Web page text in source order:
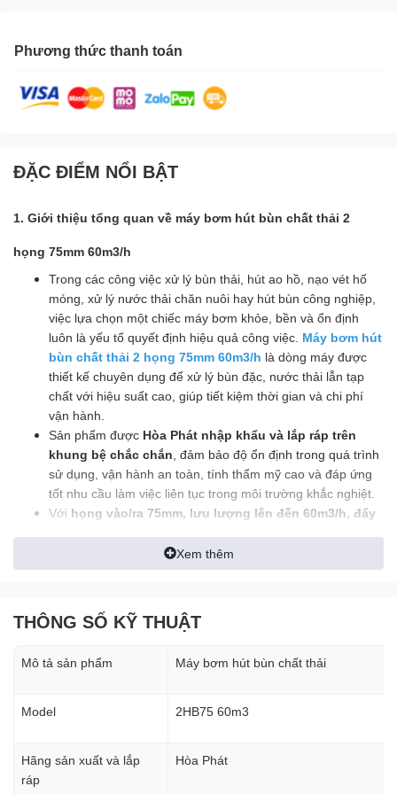
Phương thức thanh toán
ĐẶC ĐIỂM NỔI BẬT
1. Giới thiệu tổng quan về máy bơm hút bùn chất thải 2
họng 75mm 60m3/h
Trong các công việc xử lý bùn thải, hút ao hồ, nạo vét hố
móng, xử lý nước thải chăn nuôi hay hút bùn công nghiệp,
việc lựa chọn một chiếc máy bơm khỏe, bền và ổn định
luôn là yếu tố quyết định hiệu quả công việc. Máy bơm hút
bùn chất thải 2 họng 75mm 60m3/h là dòng máy được
thiết kế chuyên dụng để xử lý bùn đặc, nước thải lẫn tạp
chất với hiệu suất cao, giúp tiết kiệm thời gian và chi phí
vận hành.
Sản phẩm được Hòa Phát nhập khẩu và lắp ráp trên
khung bệ chắc chắn , đảm bảo độ ổn định trong quá trình
sử dụng, vận hành an toàn, tính thẩm mỹ cao và đáp ứng
tốt nhu cầu làm việc liên tục trong môi trường khắc nghiệt.
Với họng vào/ra 75mm, lưu lượng lên đến 60m3/h, đẩy
tưởng cho cá nhân, trang trại, nhà máy, công trình xây
dựng và các đơn vị cần hút bùn thải chuyên nghiệp.
Model:
Họng vào / ra:
Cột áp (đẩy cao):
Xem thêm
THÔNG SỐ KỸ THUẬT
Mô tả sản phẩm Máy bơm hút bùn chất thải
Model 2HB75 60m3
Hãng sản xuất và lắp
ráp
Hòa Phát